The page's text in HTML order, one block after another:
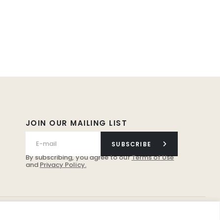
JOIN OUR MAILING LIST
SUBSCRIBE
By subscribing, you agree to ourTerms of Use
and Privacy Policy.